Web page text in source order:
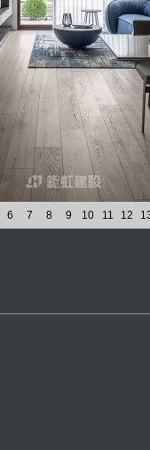
6 7 8 9 10 11 12